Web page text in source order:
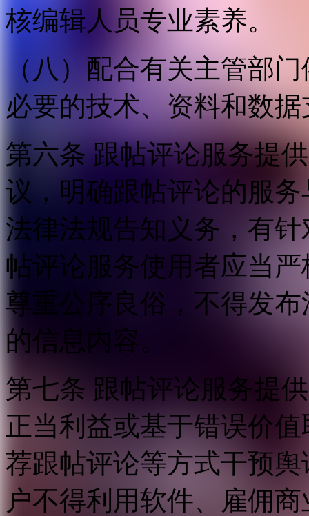
核编辑人员专业素养。
（八）配合有关主管部
必要的技术、资料和数
第六条 跟帖评论服务提
议，明确跟帖评论的服
法律法规告知义务，有
帖评论服务使用者应当
尊重公序良俗，不得发
的信息内容。
第七条 跟帖评论服务提
正当利益或基于错误价
荐跟帖评论等方式干预
户不得利用软件、雇佣